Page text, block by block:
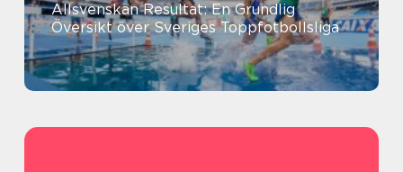
Allsvenskan Resultat: En Grundlig
Översikt över Sveriges Toppfotbollsliga